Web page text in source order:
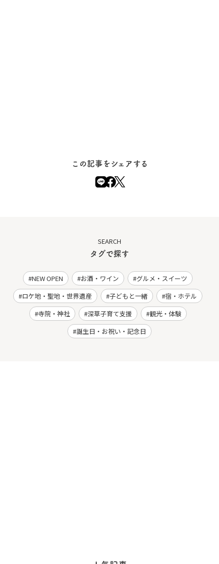
この記事をシェアする
SEARCH
タグで探す
NEW OPEN お酒・ワイン
グルメ・スイーツ
ロケ地・聖地・世界遺産
子どもと一緒
宿・ホテル
寺院・神社
深草子育て支援
観光・体験
誕生日・お祝い・記念日